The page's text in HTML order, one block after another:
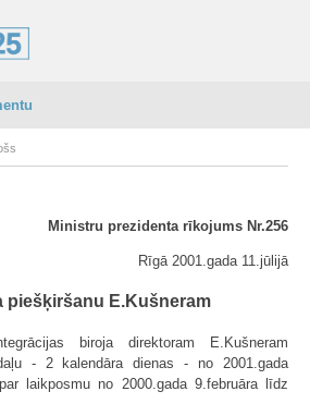
Ministru prezidenta rīkojums Nr.256
Rīgā 2001.gada 11.jūlijā
piešķiršanu E.Kušneram
biroja direktoram E.Kušneram
- 2 kalendāra dienas - no 2001.gada
laikposmu no 2000.gada 9.februāra līdz